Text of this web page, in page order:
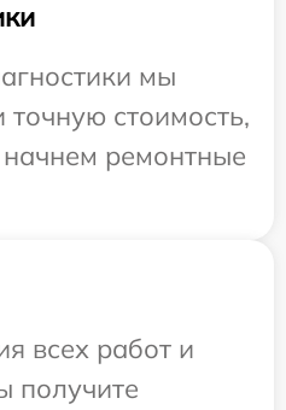
мы
точную стоимость,
ремонтные
всех работ и
получите